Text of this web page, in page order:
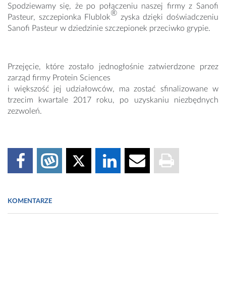
Spodziewamy się, że po połączeniu naszej firmy z Sanofi
Pasteur, szczepionka Flublok® zyska dzięki doświadczeniu
Sanofi Pasteur w dziedzinie szczepionek przeciwko grypie.
Przejęcie, które zostało jednogłośnie zatwierdzone przez
zarząd firmy Protein Sciences
i większość jej udziałowców, ma zostać sfinalizowane w
trzecim kwartale 2017 roku, po uzyskaniu niezbędnych
zezwoleń.
KOMENTARZE